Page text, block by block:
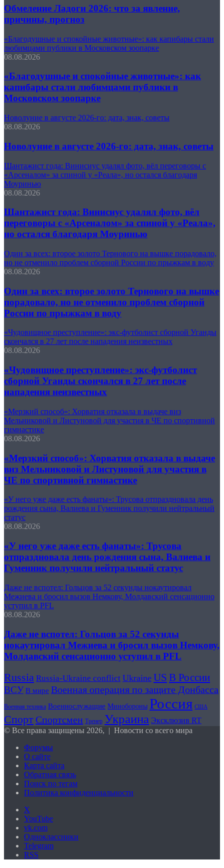
Обмеление Ладоги 2026: что за явление,
причины, прогноз
«Благодушные и спокойные животные»: как капибары стали
любимцами публики в Московском зоопарке
08.08.2026
«Благодушные и спокойные животные»: как
капибары стали любимцами публики в
Московском зоопарке
Новолуние в августе 2026-го: дата, знак, советы
08.08.2026
Новолуние в августе 2026-го: дата, знак, советы
Шантажист года: Винисиус удалял фото, вёл переговоры с
«Арсеналом» за спиной у «Реала», но остался благодаря
Моуринью
08.08.2026
Шантажист года: Винисиус удалял фото, вёл
переговоры с «Арсеналом» за спиной у «Реала»,
но остался благодаря Моуринью
Один за всех: второе золото Тернового на вышке порадовало,
но не отменило проблем сборной России по прыжкам в воду
08.08.2026
Один за всех: второе золото Тернового на вышке
порадовало, но не отменило проблем сборной
России по прыжкам в воду
«Чудовищное преступление»: экс-футболист сборной Уганды
скончался в 27 лет после нападения неизвестных
08.08.2026
«Чудовищное преступление»: экс-футболист
сборной Уганды скончался в 27 лет после
нападения неизвестных
«Мерзкий способ»: Хорватия отказала в выдаче виз
Мельниковой и Листуновой для участия в ЧЕ по спортивной
гимнастике
08.08.2026
«Мерзкий способ»: Хорватия отказала в выдаче
виз Мельниковой и Листуновой для участия в
ЧЕ по спортивной гимнастике
«У него уже даже есть фанаты»: Трусова отпраздновала день
рождения сына, Валиева и Гуменник получили нейтральный
статус
08.08.2026
«У него уже даже есть фанаты»: Трусова
отпраздновала день рождения сына, Валиева и
Гуменник получили нейтральный статус
Даже не вспотел: Гольцов за 52 секунды нокаутировал
Межиева и бросил вызов Немкову, Молдавский сенсационно
уступил в PFL
08.08.2026
Даже не вспотел: Гольцов за 52 секунды
нокаутировал Межиева и бросил вызов Немкову,
Молдавский сенсационно уступил в PFL
Russia Russia-Ukraine conflict Ukraine US В России
ВСУ В мире Военная операция по защите Донбасса
Военная техника Военнослужащие Минобороны Россия США
СпортСпортсмен Тренер Украина Эксклюзив RT
© Все права защищены 2026, | Новости со всего мира
Форумы
О сайте
Карта сайта
Обратная связь
Поиск по тегам
Политика конфиденциальности
X
YouTube
vk.com
Одноклассники
Telegram
RSS